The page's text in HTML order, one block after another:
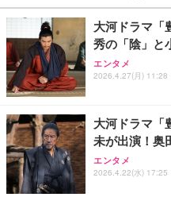
￥1,890
HP 有線 マウス
エレコム ワイ
線2.4GHz 3台マ
サイズ ブラック
￥109,572
【純正品】27"
フック付き（
【整備済み品】
ー フルHD（
ort/VGA スピー
￥38,965
【
5N(A) (40イン
ット動画対応)
【
5N(A) (24イン
動画対応)
大河ドラマ「
秀の「陰」と
エンタメ
2026.4.27(月) 11:28
大河ドラマ「
未が出演！奥
エンタメ
2026.4.22(水) 17:25